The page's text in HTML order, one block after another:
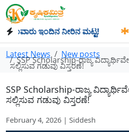
ಇಂದಿನ ನೀರಿನ ಮಟ್ಟ!
Latest News New posts
SSP Scholarship-ರಾಜ್ಯ
ಸಲ್ಲಿಸುವ ಗಡುವು ವಿಸ್ತರಣೆ!
SSP Scholarship-ರಾಜ್ಯ
ಸಲ್ಲಿಸುವ ಗಡುವು ವಿಸ್ತರಣೆ!
February 4, 2026 | Siddesh